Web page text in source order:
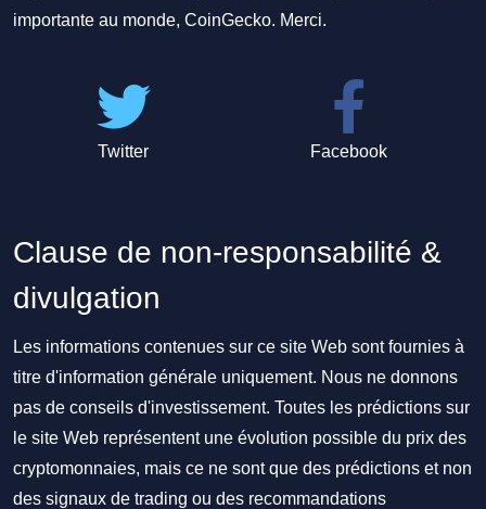
importante au monde, CoinGecko. Merci.
Twitter Facebook
Clause de non-responsabilité &
divulgation
Les informations contenues sur ce site Web sont fournies à
titre d'information générale uniquement. Nous ne donnons
pas de conseils d'investissement. Toutes les prédictions sur
le site Web représentent une évolution possible du prix des
cryptomonnaies, mais ce ne sont que des prédictions et non
des signaux de trading ou des recommandations